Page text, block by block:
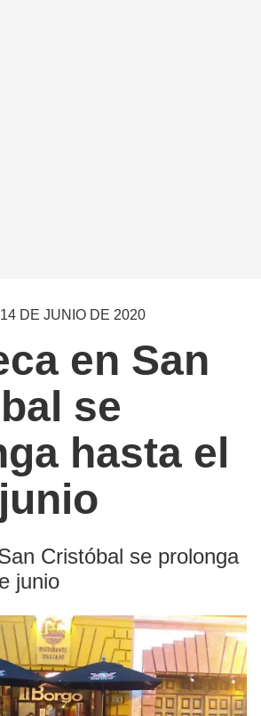
DE JUNIO DE 2020
en San
se
hasta el
Cristóbal se prolonga
junio